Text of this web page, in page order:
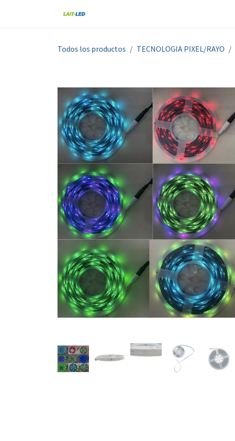
Todos los productos TECNOLOGIA PIXEL/RAYO